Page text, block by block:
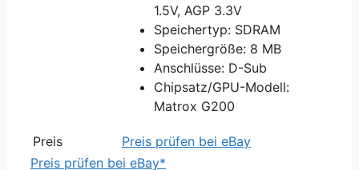
1.5V, AGP 3.3V
Speichertyp: SDRAM
Speichergröße: 8 MB
Anschlüsse: D-Sub
Chipsatz/GPU-Modell:
Matrox G200
Preis
Preis prüfen bei eBay
Preis prüfen bei eBay*